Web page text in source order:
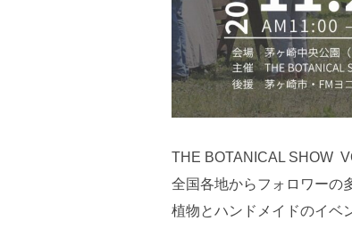
THE BOTANICAL SHOW
全国各地からフォロワーの
植物とハンドメイドのイベ